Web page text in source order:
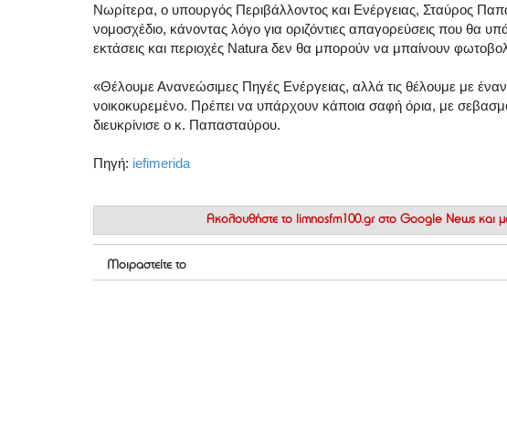
Νωρίτερα, ο υπουργός Περιβάλλοντος και Ενέργειας, Σταύρος
νομοσχέδιο, κάνοντας λόγο για οριζόντιες απαγορεύσεις που θα
εκτάσεις και περιοχές Natura δεν θα μπορούν να μπαίνουν
«Θέλουμε Ανανεώσιμες Πηγές Ενέργειας, αλλά τις θέλουμε με
νοικοκυρεμένο. Πρέπει να υπάρχουν κάποια σαφή όρια, με
διευκρίνισε ο κ. Παπασταύρου.
Πηγή: iefimerida
Ακολουθήστε το limnosfm100.gr στο Google News και
Μοιραστείτε το